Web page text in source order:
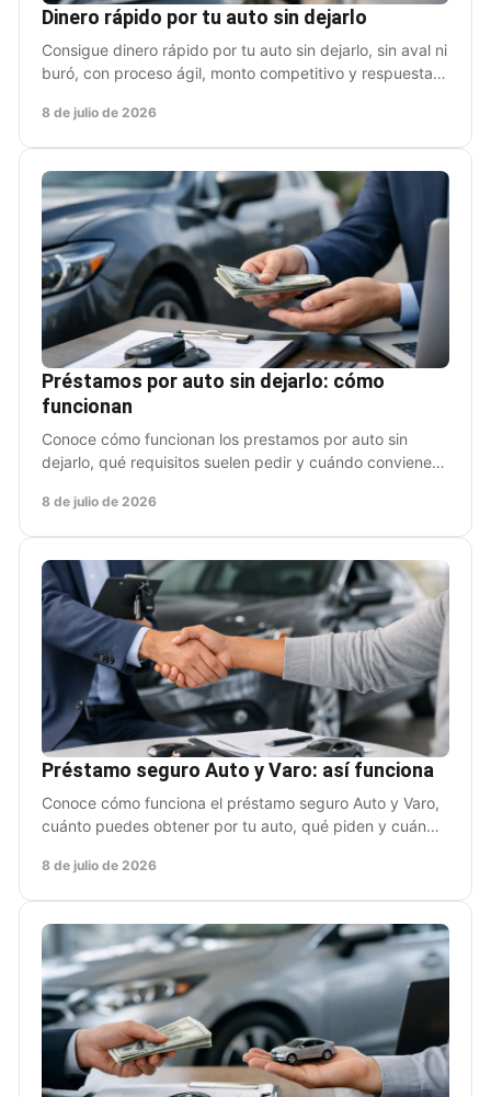
Dinero rápido por tu auto sin dejarlo
Consigue dinero rápido por tu auto sin dejarlo, sin aval ni
buró, con proceso ágil, monto competitivo y respuesta
8 de julio de 2026
Préstamos por auto sin dejarlo: cómo
funcionan
Conoce cómo funcionan los prestamos por auto sin
dejarlo, qué requisitos suelen pedir y cuándo convienen
8 de julio de 2026
Préstamo seguro Auto y Varo: así funciona
Conoce cómo funciona el préstamo seguro Auto y Varo,
cuánto puedes obtener por tu auto, qué piden y cuándo
8 de julio de 2026